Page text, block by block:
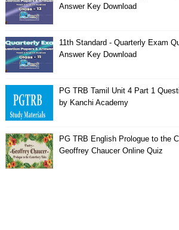
Answer Key Download
11th Standard - Quarterly Exam
Answer Key Download
PG TRB Tamil Unit 4 Part 1
by Kanchi Academy
PG TRB English Prologue to the
Geoffrey Chaucer Online Quiz